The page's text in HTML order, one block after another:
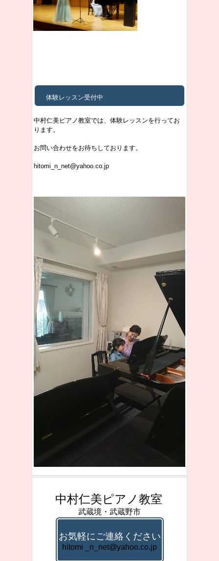
体験レッスン受付中
中村仁美ピアノ教室では、体験レッスンを行ってお
ります。
お問い合わせをお待ちしております。
hitomi_n_net@yahoo.co.jp
中村仁美ピアノ教室
武蔵境・武蔵野市
お気軽にご連絡ください
hitomi _n_net@yahoo.co.jp